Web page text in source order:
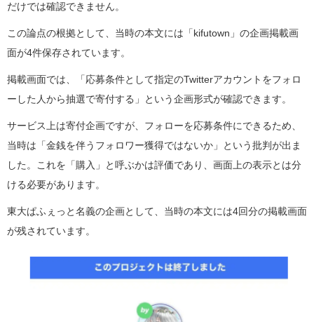
だけでは確認できません。
この論点の根拠として、当時の本文には「kifutown」の企画掲載画
面が4件保存されています。
掲載画面では、「応募条件として指定のTwitterアカウントをフォロ
ーした人から抽選で寄付する」という企画形式が確認できます。
サービス上は寄付企画ですが、フォローを応募条件にできるため、
当時は「金銭を伴うフォロワー獲得ではないか」という批判が出ま
した。これを「購入」と呼ぶかは評価であり、画面上の表示とは分
ける必要があります。
東大ぱふぇっと名義の企画として、当時の本文には4回分の掲載画面
が残されています。